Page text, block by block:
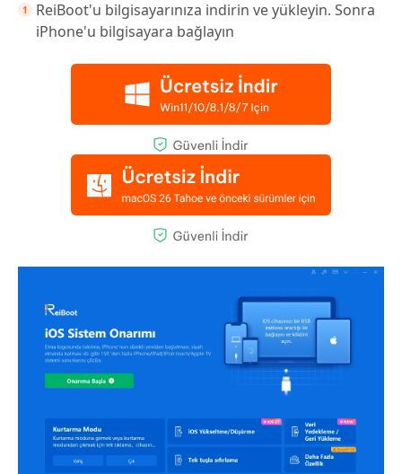
ReiBoot'u bilgisayarınıza indirin ve yükleyin. Sonra
iPhone'u bilgisayara bağlayın